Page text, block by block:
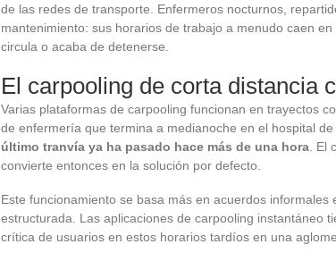
de las redes de transporte. Enfermeros nocturnos,
mantenimiento: sus horarios de trabajo a menudo caen
circula o acaba de detenerse.
El carpooling de corta distancia
Varias plataformas de carpooling funcionan en trayectos
de enfermería que termina a medianoche en el hospital
último tranvía ya ha pasado hace más de una hora .
convierte entonces en la solución por defecto.
Este funcionamiento se basa más en acuerdos informales
estructurada. Las aplicaciones de carpooling instantáneo
crítica de usuarios en estos horarios tardíos en una